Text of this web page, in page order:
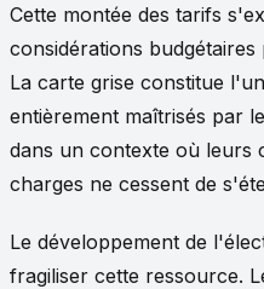
Cette montée des tarifs
considérations
La carte grise constitue
entièrement maîtrisés par
dans un contexte où leurs
charges ne cessent de
Le développement de
fragiliser cette ressource.